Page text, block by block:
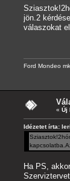
jön.2
válaszokat
Ford Mondeo
« Új
Idézetet írta:
Ha PS,